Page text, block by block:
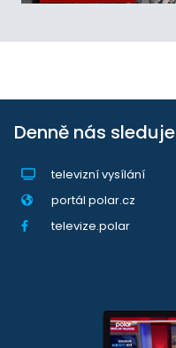
Denně nás sleduje
televizní vysílání
portál polar.cz
televize.polar